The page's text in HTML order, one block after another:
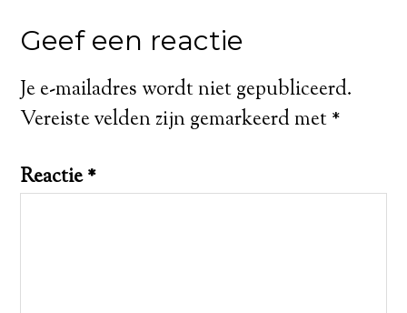
Geef een reactie
Je e-mailadres wordt niet gepubliceerd.
Vereiste velden zijn gemarkeerd met*
Reactie*